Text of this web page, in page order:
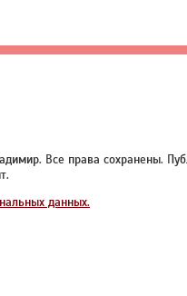
Все права сохранены.
данных.